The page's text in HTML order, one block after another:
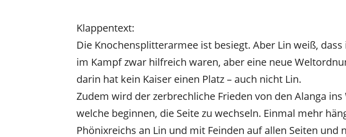
Klappentext:
Die Knochensplitterarmee ist besiegt. Aber Lin weiß,
im Kampf zwar hilfreich waren, aber eine neue
darin hat kein Kaiser einen Platz – auch nicht Lin.
Zudem wird der zerbrechliche Frieden von den Alanga
welche beginnen, die Seite zu wechseln. Einmal mehr
Phönixreichs an Lin und mit Feinden auf allen Seiten und